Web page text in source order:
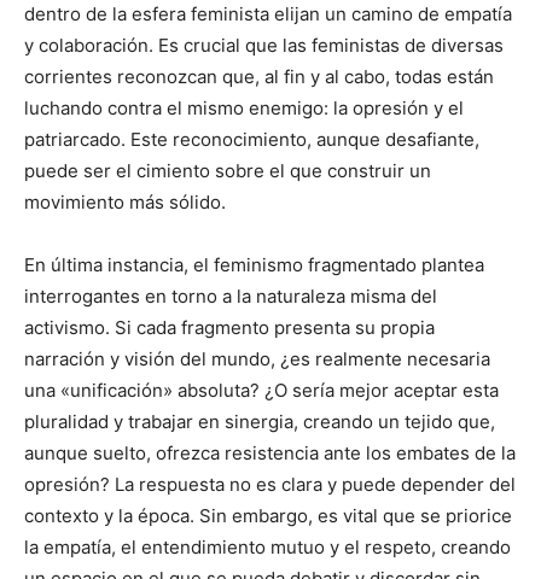
dentro de la esfera feminista elijan un camino de empatía
y colaboración. Es crucial que las feministas de diversas
corrientes reconozcan que, al fin y al cabo, todas están
luchando contra el mismo enemigo: la opresión y el
patriarcado. Este reconocimiento, aunque desafiante,
puede ser el cimiento sobre el que construir un
movimiento más sólido.
En última instancia, el feminismo fragmentado plantea
interrogantes en torno a la naturaleza misma del
activismo. Si cada fragmento presenta su propia
narración y visión del mundo, ¿es realmente necesaria
una «unificación» absoluta? ¿O sería mejor aceptar esta
pluralidad y trabajar en sinergia, creando un tejido que,
aunque suelto, ofrezca resistencia ante los embates de la
opresión? La respuesta no es clara y puede depender del
contexto y la época. Sin embargo, es vital que se priorice
la empatía, el entendimiento mutuo y el respeto, creando